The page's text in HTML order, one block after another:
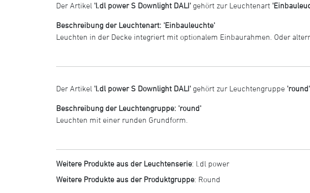
Der Artikel 'l.dl power S Downlight DALI' gehört zur Leuchtenart
Beschreibung der Leuchtenart: 'Einbauleuchte'
Leuchten in der Decke integriert mit optionalem Einbaurahmen. Oder
Der Artikel 'l.dl power S Downlight DALI' gehört zur Leuchtengruppe 'round'
Beschreibung der Leuchtengruppe: 'round'
Leuchten mit einer runden Grundform.
Weitere Produkte aus der Leuchtenserie: l.dl power
Weitere Produkte aus der Produktgruppe: Round